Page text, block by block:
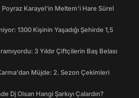
Poyraz Karayel'in Meltem'i Hare Sürel
1300 Kişinin Yaşadığı Şehirde 1,5
3 Yıldır Çiftçilerin Baş Belası
Müjde: 2. Sezon Çekimleri
Dj Olsan Hangi Şarkıyı Çalardın?